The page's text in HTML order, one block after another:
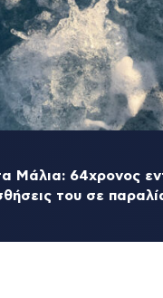
Μάλια: 64χρονος
του σε